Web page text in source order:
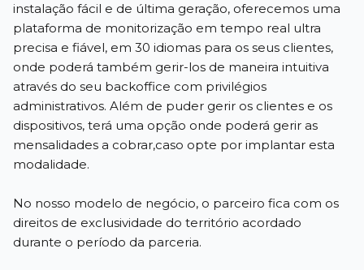
instalação fácil e de última geração, oferecemos uma
plataforma de monitorização em tempo real ultra
precisa e fiável, em 30 idiomas para os seus clientes,
onde poderá também gerir-los de maneira intuitiva
através do seu backoffice com privilégios
administrativos. Além de puder gerir os clientes e os
dispositivos, terá uma opção onde poderá gerir as
mensalidades a cobrar,caso opte por implantar esta
modalidade.
No nosso modelo de negócio, o parceiro fica com os
direitos de exclusividade do território acordado
durante o período da parceria.